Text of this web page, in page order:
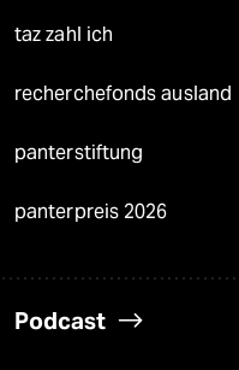
taz zahl ich
recherchefonds ausland
panterstiftung
panterpreis 2026
Podcast